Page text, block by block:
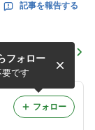
記事を報告する
ルドはどのポ
経由がお得？
フォロー
です
フォロー